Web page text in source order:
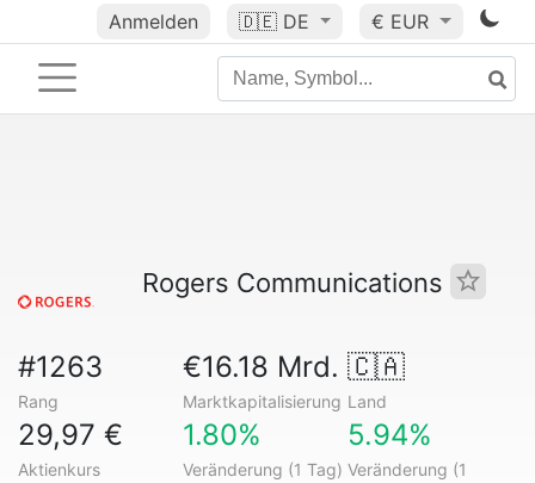
Anmelden 🇩🇪 DE € EUR
Rogers Communications
#1263
Rang
€16.18 Mrd.
Marktkapitalisierung
🇨🇦
Land
29,97 €
Aktienkurs
1.80%
Veränderung (1 Tag)
5.94%
Veränderung (1